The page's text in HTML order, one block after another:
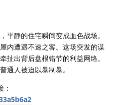
静的住宅瞬间变成血色战场。
内遭遇不速之客。这场突发的谋
扯出背后盘根错节的利益网络。
通人被迫以暴制暴。